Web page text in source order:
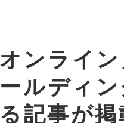
ンライ
ルディ
記事が掲